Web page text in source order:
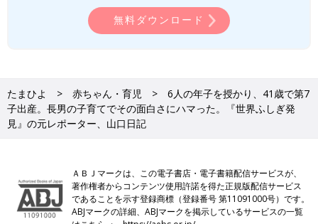
無料ダウンロード
たまひよ 赤ちゃん・育児
6人の年子を授かり、41歳で第7
子出産。長男の子育てでその面白さにハマった。『世界ふしぎ発
見』の元レポーター、山口日記
ＡＢＪマークは、この電子書店・電子書籍配信サービスが、
著作権者からコンテンツ使用許諾を得た正規版配信サービス
であることを示す登録商標（登録番号 第11091000号）です。
ABJマークの詳細、ABJマークを掲示しているサービスの一覧